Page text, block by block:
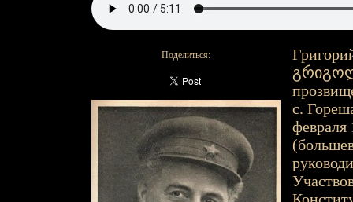
Поделиться:
გრიგოლ
с.
февраля